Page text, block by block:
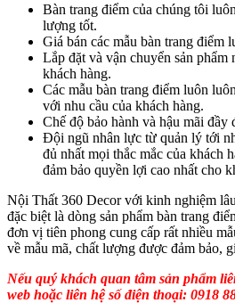
Bàn trang điểm của chúng tôi
lượng tốt.
Giá bán các mẫu bàn trang điểm
Lắp đặt và vận chuyển sản phẩm
khách hàng.
Các mẫu bàn trang điểm luôn
với nhu cầu của khách hàng.
Chế độ bảo hành và hậu mãi đầy
Đội ngũ nhân lực từ quản lý tới
đủ nhất mọi thắc mắc của khách
đảm bảo quyền lợi cao nhất cho
Nội Thất 360 Decor với kinh nghiệm
đặc biệt là dòng sản phẩm bàn trang
đơn vị tiên phong cung cấp rất nhiều
về mẫu mã, chất lượng được đảm bảo,
Nếu quý khách quan tâm sản phẩm
web hoặc liên hệ số điện thoại: 0918